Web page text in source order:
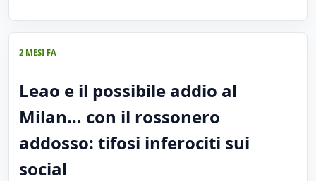
2 MESI FA
Leao e il possibile addio al
Milan… con il rossonero
addosso: tifosi inferociti sui
social